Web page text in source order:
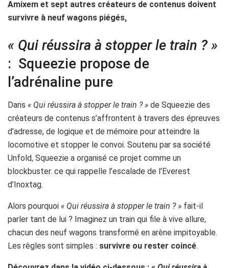
Amixem et sept autres créateurs de contenus doivent
survivre à neuf wagons piégés,
« Qui réussira à stopper le train ? »
: Squeezie propose de
l’adrénaline pure
Dans « Qui réussira à stopper le train ? » de Squeezie des
créateurs de contenus s’affrontent à travers des épreuves
d’adresse, de logique et de mémoire pour atteindre la
locomotive et stopper le convoi. Soutenu par sa société
Unfold, Squeezie a organisé ce projet comme un
blockbuster. ce qui rappelle l’escalade de l’Everest
d’Inoxtag.
Alors pourquoi « Qui réussira à stopper le train ? » fait-il
parler tant de lui ? Imaginez un train qui file à vive allure,
chacun des neuf wagons transformé en arène impitoyable.
Les règles sont simples : survivre ou rester coincé.